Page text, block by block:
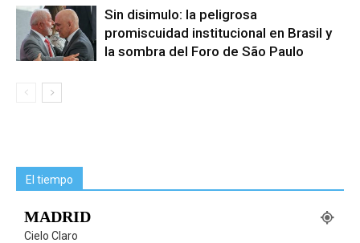
Sin disimulo: la peligrosa
promiscuidad institucional en Brasil y
la sombra del Foro de São Paulo
El tiempo
MADRID
Cielo Claro